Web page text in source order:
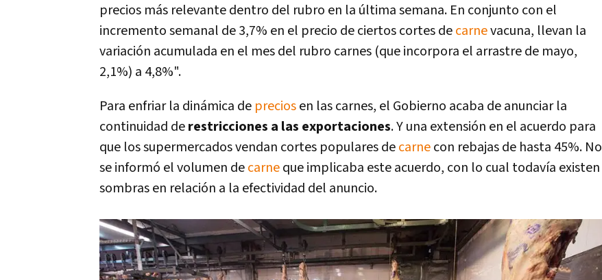
precios más relevante dentro del rubro en la última semana. En conjunto con el
incremento semanal de 3,7% en el precio de ciertos cortes decarnevacuna, llevan la
variación acumulada en el mes del rubro carnes (que incorpora el arrastre de mayo,
2,1%) a 4,8%".
Para enfriar la dinámica de preciosen las carnes, el Gobierno acaba de anunciar la
continuidad derestricciones a las exportaciones. Y una extensión en el acuerdo para
que los supermercados vendan cortes populares decarnecon rebajas de hasta 45%. No
se informó el volumen decarneque implicaba este acuerdo, con lo cual todavía existen
sombras en relación a la efectividad del anuncio.